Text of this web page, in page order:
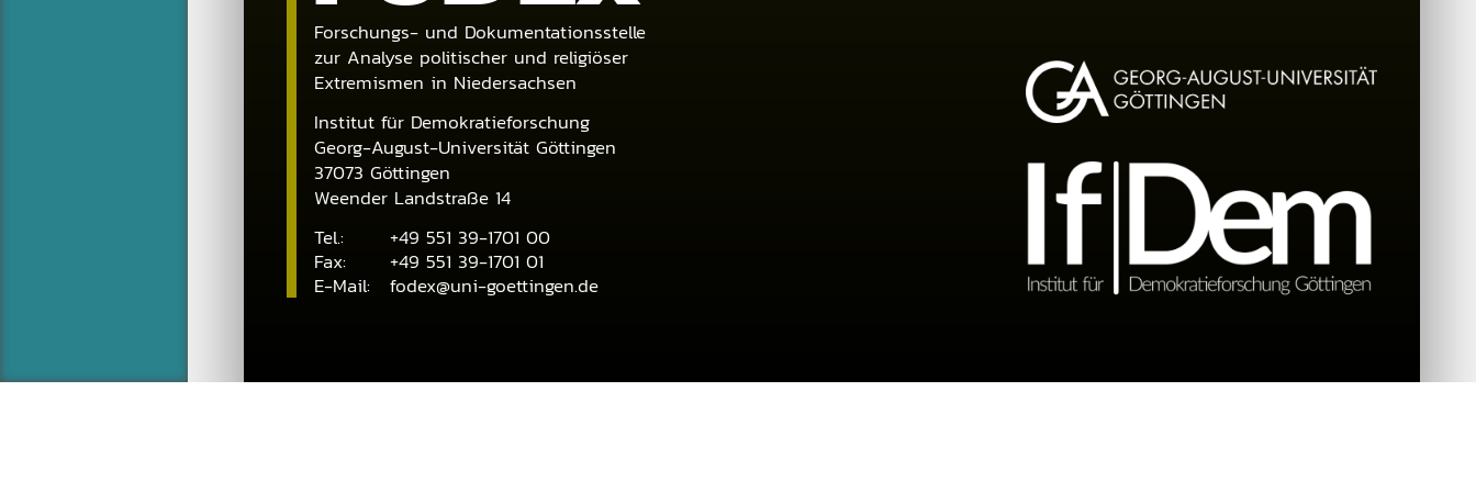
Forschungs- und Dokumentationsstelle
zur Analyse politischer und religiöser
Extremismen in Niedersachsen
Institut für Demokratieforschung
Georg-August-Universität Göttingen
37073 Göttingen
Weender Landstraße 14
Tel.:
+49 551 39-1701 00
Fax:
+49 551 39-1701 01
E-Mail:
fodex@uni-goettingen.de